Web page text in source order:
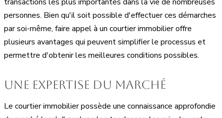
personnes. Bien qu'il soit possible d'effectuer ces démarches
par soi-même, faire appel à un courtier immobilier offre
plusieurs avantages qui peuvent simplifier le processus et
permettre d'obtenir les meilleures conditions possibles.
Une expertise du marché
Le courtier immobilier possède une connaissance approfondie